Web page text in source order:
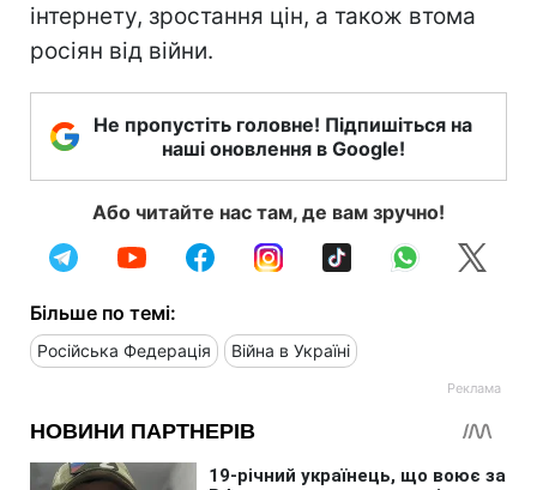
інтернету, зростання цін, а також втома
росіян від війни.
Не пропустіть головне! Підпишіться на
наші оновлення в Google!
Або читайте нас там, де вам зручно!
Більше по темі:
Російська Федерація Війна в Україні